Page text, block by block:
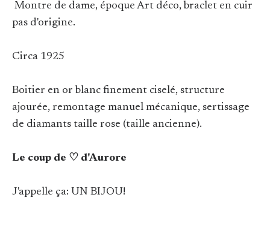
Montre de dame, époque Art déco, braclet en cuir
pas d'origine.
Circa 1925
Boitier en or blanc finement ciselé, structure
ajourée, remontage manuel mécanique, sertissage
de diamants taille rose (taille ancienne).
Le coup de ♡ d'Aurore
J'appelle ça: UN BIJOU!